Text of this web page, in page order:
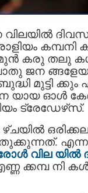
കമ്പനി
കരു തലു
ജന
മുട്ടി ക്കും
യായ ഓള്‍
ട്രേഡേഴ്‌സ്.
ഴ്ചയില്‍
വില യില്‍
നി കള്‍